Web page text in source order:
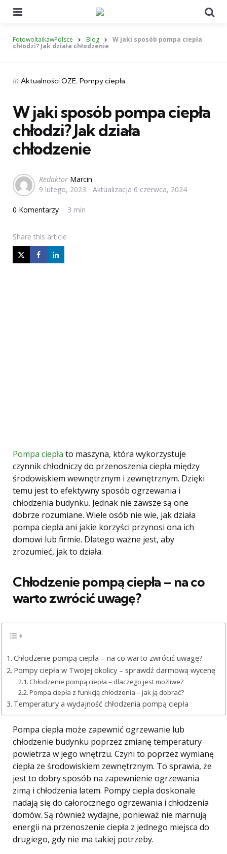
FotowoltaikawPolsce Blog W jaki sposób pompa ciepła
chłodzi? Jak działa chłodzenie
Categories
Posted
in Aktualności OZE Pompy ciepła
W jaki sposób pompa ciepła
chłodzi? Jak działa
chłodzenie
Posted
by
Redaktor Marcin
9 lutego, 2023
Aktualizacja 6 czerwca, 2024
0 Komentarzy 3 min
Share this article
Pompa ciepła to maszyna, która wykorzystuje
czynnik chłodniczy do przenoszenia ciepła między
środowiskiem wewnętrznym i zewnętrznym. Dzięki
temu jest to efektywny sposób ogrzewania i
chłodzenia budynku. Jednak nie zawsze są one
dobrze rozumiane. Wiele osób nie wie, jak działa
pompa ciepła ani jakie korzyści przynosi ona ich
domowi lub firmie. Dlatego ważne jest, aby
zrozumieć, jak to działa.
Chłodzenie pompą ciepła – na co
warto zwrócić uwagę?
Chłodzenie pompą ciepła – na co warto zwrócić uwagę?
Pompy ciepła w Twojej okolicy – sprawdź darmową wycenę
Chłodzenie pompą ciepła – dlaczego jest możliwe?
Pompa ciepła z funkcją chłodzenia – jak ją dobrać?
Temperatury a wydajność chłodzenia pompą ciepła
Pompa ciepła może zapewnić ogrzewanie lub
chłodzenie budynku poprzez zmianę temperatury
powietrza w jego wnętrzu. Czyni to poprzez wymianę
ciepła ze środowiskiem zewnętrznym. To sprawia, że ​​
jest to dobry sposób na zapewnienie ogrzewania
zimą i chłodzenia latem. Pompy ciepła doskonale
nadają się do całorocznego ogrzewania i chłodzenia
domów. Są również wydajne, ponieważ nie marnują
energii na przenoszenie ciepła z jednego miejsca do
drugiego, gdy nie ma takiej potrzeby.